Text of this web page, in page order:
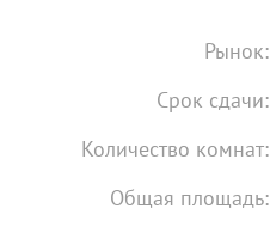
Рынок:
Срок сдачи:
Количество комнат:
Общая площадь: